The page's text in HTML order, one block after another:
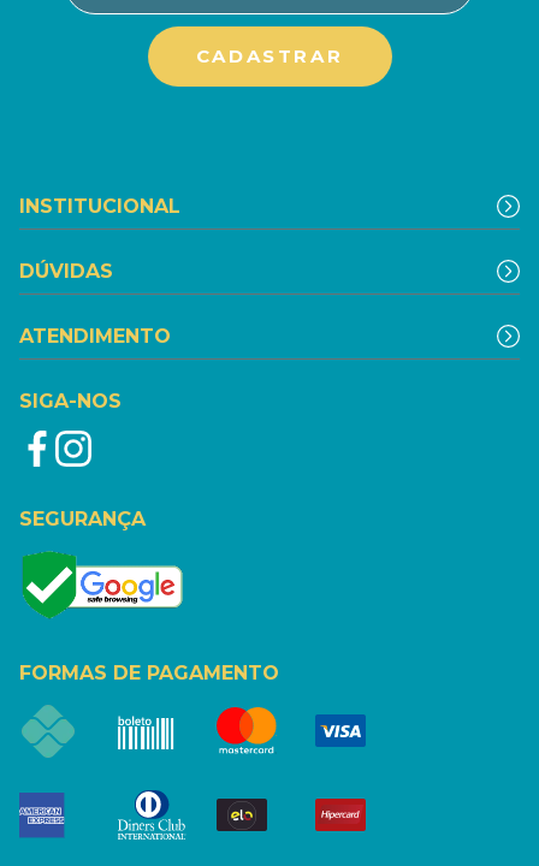
INSTITUCIONAL
DÚVIDAS
ATENDIMENTO
SIGA-NOS
SEGURANÇA
FORMAS DE PAGAMENTO